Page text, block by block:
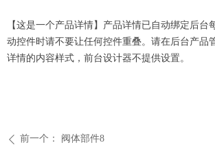
【这是一个产品详情】产品详情已自动绑定后台
动控件时请不要让任何控件重叠。请在后台产品
详情的内容样式，前台设计器不提供设置。
ꄴ 前一个： 阀体部件8